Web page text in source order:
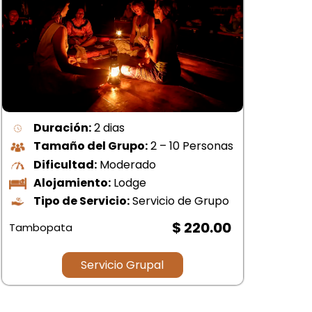
Duración:2 dias
Tamaño del Grupo:2 – 10 Personas
Dificultad: Moderado
Alojamiento: Lodge
Tipo de Servicio:Servicio de Grupo
Tambopata $ 220.00
Servicio Grupal